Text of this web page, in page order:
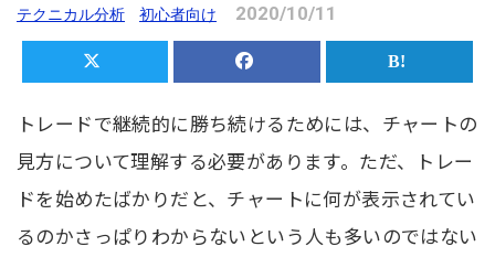
テクニカル分析 初心者向け 2020/10/11
トレードで継続的に勝ち続けるためには、チャートの
見方について理解する必要があります。ただ、トレー
ドを始めたばかりだと、チャートに何が表示されてい
るのかさっぱりわからないという人も多いのではない